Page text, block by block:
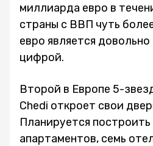
миллиарда евро в
страны с ВВП чуть
евро является
цифрой.
Второй в Европе 5-
Chedi откроет свои
Планируется
апартаментов, семь